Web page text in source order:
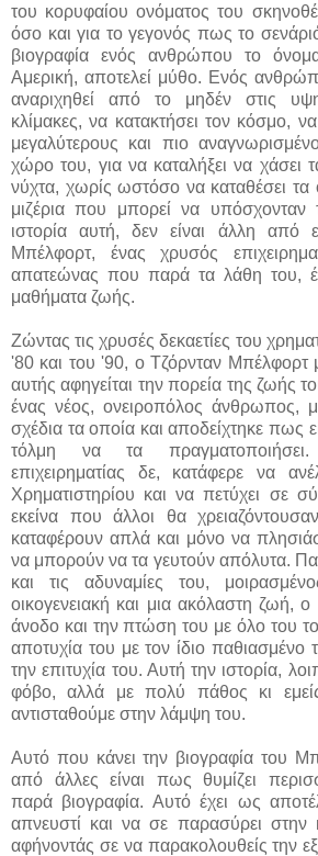
του κορυφαίου ονόματος του
όσο και για το γεγονός πως το
βιογραφία ενός ανθρώπου το
Αμερική, αποτελεί μύθο. Ενός
αναριχηθεί από το μηδέν στις
κλίμακες, να κατακτήσει τον κόσμο,
μεγαλύτερους και πιο
χώρο του, για να καταλήξει να χάσει
νύχτα, χωρίς ωστόσο να καταθέσει
μιζέρια που μπορεί να
ιστορία αυτή, δεν είναι άλλη από
Μπέλφορτ, ένας χρυσός
απατεώνας που παρά τα λάθη του,
μαθήματα ζωής.
Ζώντας τις χρυσές δεκαετίες του
'80 και του '90, ο Τζόρνταν Μπέλφορτ
αυτής αφηγείται την πορεία της ζωής
ένας νέος, ονειροπόλος άνθρωπος,
σχέδια τα οποία και αποδείχτηκε πως
τόλμη να τα
επιχειρηματίας δε, κατάφερε να
Χρηματιστηρίου και να πετύχει σε
εκείνα που άλλοι θα
καταφέρουν απλά και μόνο να
να μπορούν να τα γευτούν απόλυτα.
και τις αδυναμίες του,
οικογενειακή και μια ακόλαστη ζωή,
άνοδο και την πτώση του με όλο του το
αποτυχία του με τον ίδιο
την επιτυχία του. Αυτή την ιστορία,
φόβο, αλλά με πολύ πάθος κι
αντισταθούμε στην λάμψη του.
Αυτό που κάνει την βιογραφία του
από άλλες είναι πως θυμίζει
παρά βιογραφία. Αυτό έχει ως
απνευστί και να σε παρασύρει στην
αφήνοντάς σε να παρακολουθείς την